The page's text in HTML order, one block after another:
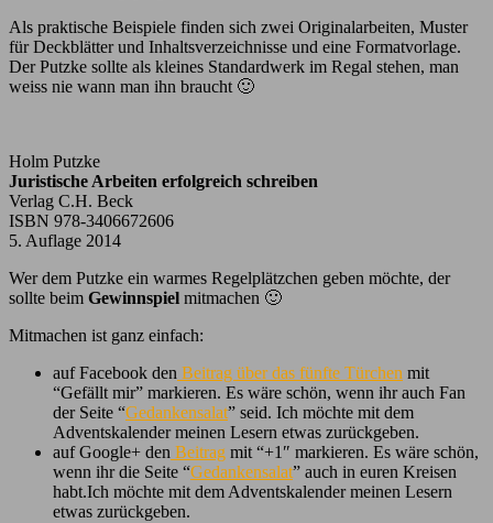
Als praktische Beispiele finden sich zwei Originalarbeiten, Muster
für Deckblätter und Inhaltsverzeichnisse und eine Formatvorlage.
Der Putzke sollte als kleines Standardwerk im Regal stehen, man
weiss nie wann man ihn braucht 🙂
Holm Putzke
Juristische Arbeiten erfolgreich schreiben
Verlag C.H. Beck
ISBN 978-3406672606
5. Auflage 2014
Wer dem Putzke ein warmes Regelplätzchen geben möchte, der
sollte beim Gewinnspiel mitmachen 🙂
Mitmachen ist ganz einfach:
auf Facebook den Beitrag über das fünfte Türchen mit
“Gefällt mir” markieren. Es wäre schön, wenn ihr auch Fan
der Seite “Gedankensalat” seid. Ich möchte mit dem
Adventskalender meinen Lesern etwas zurückgeben.
auf Google+ den Beitrag mit “+1″ markieren. Es wäre schön,
wenn ihr die Seite “Gedankensalat” auch in euren Kreisen
habt.Ich möchte mit dem Adventskalender meinen Lesern
etwas zurückgeben.